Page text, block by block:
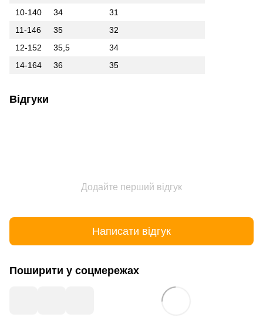
10-140
34
31
11-146
35
32
12-152
35,5
34
14-164
36 35
Відгуки
Додайте перший відгук
Написати відгук
Поширити у соцмережах